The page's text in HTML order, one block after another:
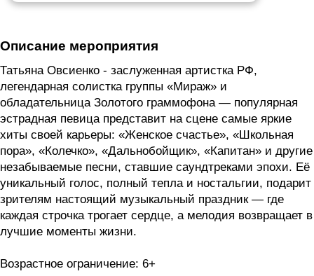
Описание мероприятия
Татьяна Овсиенко - заслуженная артистка РФ,
легендарная солистка группы «Мираж» и
обладательница Золотого граммофона — популярная
эстрадная певица представит на сцене самые яркие
хиты своей карьеры: «Женское счастье», «Школьная
пора», «Колечко», «Дальнобойщик», «Капитан» и другие
незабываемые песни, ставшие саундтреками эпохи. Её
уникальный голос, полный тепла и ностальгии, подарит
зрителям настоящий музыкальный праздник — где
каждая строчка трогает сердце, а мелодия возвращает в
лучшие моменты жизни.
Возрастное ограничение: 6+